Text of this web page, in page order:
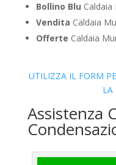
Bollino Blu
Vendita Caldaia
Offerte Caldaia
UTILIZZA IL FORM
LA
Assistenza